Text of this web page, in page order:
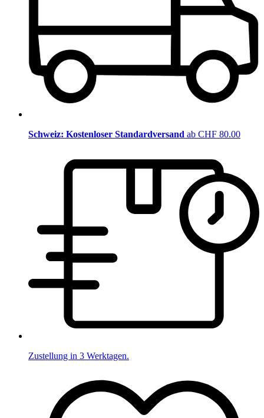
Schweiz: Kostenloser Standardversand ab CHF 80.00
Zustellung in 3 Werktagen.